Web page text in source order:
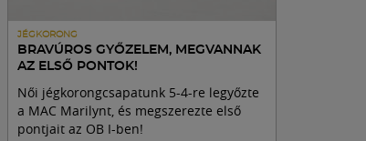
JÉGKORONG
BRAVÚROS GYŐZELEM, MEGVANNAK
AZ ELSŐ PONTOK!
Női jégkorongcsapatunk 5-4-re legyőzte
a MAC Marilynt, és megszerezte első
pontjait az OB I-ben!